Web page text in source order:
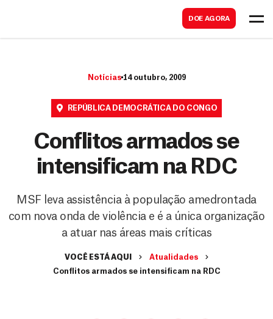
DOE AGORA
Notícias 14 outubro, 2009
REPÚBLICA DEMOCRÁTICA DO CONGO
Conflitos armados se
intensificam na RDC
MSF leva assistência à população amedrontada
com nova onda de violência e é a única organização
a atuar nas áreas mais críticas
VOCÊ ESTÁ AQUI
Atualidades
Conflitos armados se intensificam na RDC
a
r